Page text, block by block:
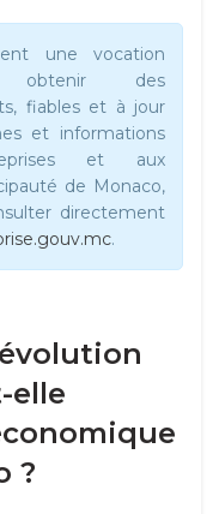
une vocation
obtenir des
fiables et à jour
et informations
et aux
de Monaco,
directement
.
elle
?